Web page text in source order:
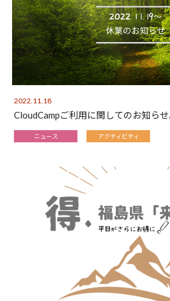
2022.11.18
CloudCampご利用に関してのお知らせ
ニュース アクティビティ